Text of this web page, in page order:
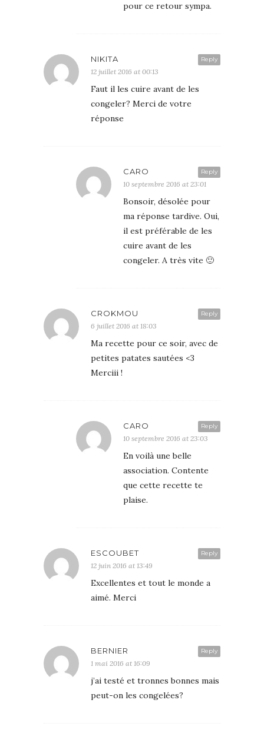
pour ce retour sympa.
Reply
NIKITA
12 juillet 2016 at 00:13
Faut il les cuire avant de les
congeler? Merci de votre
réponse
Reply
CARO
10 septembre 2016 at 23:01
Bonsoir, désolée pour
ma réponse tardive. Oui,
il est préférable de les
cuire avant de les
congeler. A très vite 🙂
Reply
CROKMOU
6 juillet 2016 at 18:03
Ma recette pour ce soir, avec de
petites patates sautées <3
Merciii !
Reply
CARO
10 septembre 2016 at 23:03
En voilà une belle
association. Contente
que cette recette te
plaise.
Reply
ESCOUBET
12 juin 2016 at 13:49
Excellentes et tout le monde a
aimé. Merci
Reply
BERNIER
1 mai 2016 at 16:09
j’ai testé et tronnes bonnes mais
peut-on les congelées?